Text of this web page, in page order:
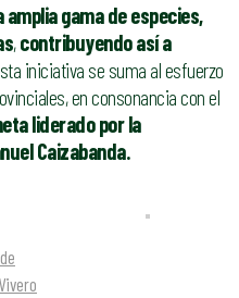
gama de especies,
,contribuyendo así a
iniciativa se suma al esfuerzo
en consonancia con el
liderado por la
Caizabanda.
Vivero